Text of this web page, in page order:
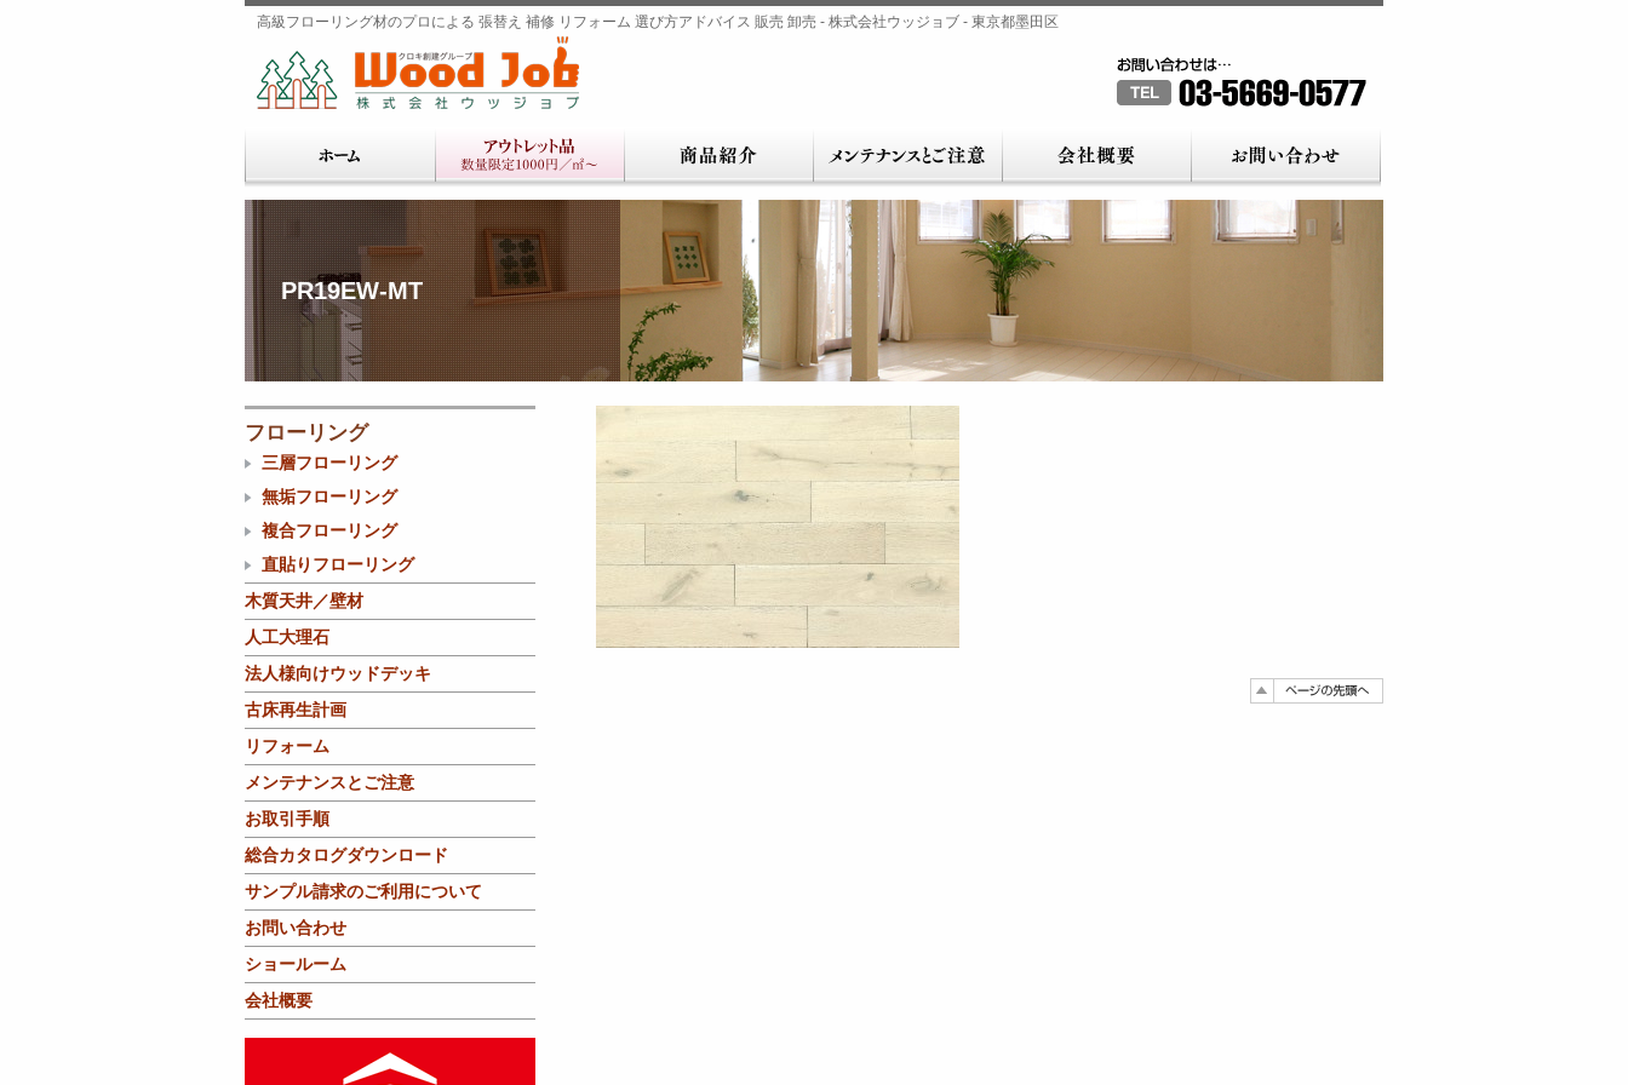
高級フローリング材のプロによる 張替え 補修 リフォーム 選び方アドバイス 販売 卸売 - 株式会社ウッジョブ - 東京都墨田区
PR19EW-MT
フローリング
三層フローリング
無垢フローリング
複合フローリング
直貼りフローリング
木質天井／壁材
人工大理石
法人様向けウッドデッキ
古床再生計画
リフォーム
メンテナンスとご注意
お取引手順
総合カタログダウンロード
サンプル請求のご利用について
お問い合わせ
ショールーム
会社概要